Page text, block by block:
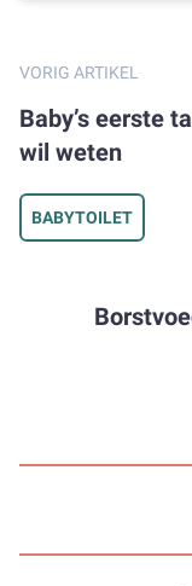
VORIG ARTIKEL
Baby’s eerste tandjes: alles wat je als ouder
wil weten
BABYTOILET